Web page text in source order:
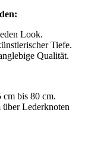
Look.
Tiefe.
Qualität.
cm bis 80 cm.
Lederknoten